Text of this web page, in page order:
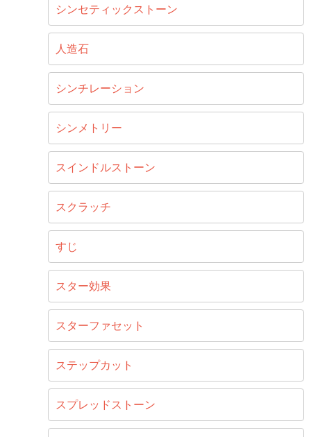
シンセティックストーン
人造石
シンチレーション
シンメトリー
スインドルストーン
スクラッチ
すじ
スター効果
スターファセット
ステップカット
スプレッドストーン